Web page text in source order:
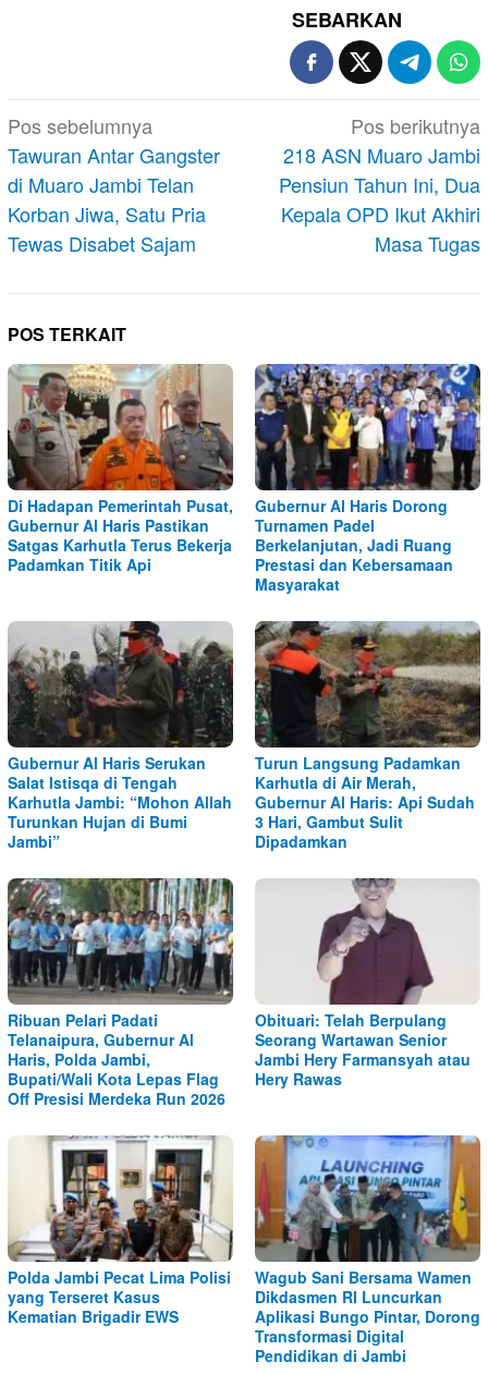
SEBARKAN
Navigasi
pos
Pos sebelumnya
Tawuran Antar Gangster
di Muaro Jambi Telan
Korban Jiwa, Satu Pria
Tewas Disabet Sajam
Pos berikutnya
218 ASN Muaro Jambi
Pensiun Tahun Ini, Dua
Kepala OPD Ikut Akhiri
Masa Tugas
POS TERKAIT
Di Hadapan Pemerintah Pusat,
Gubernur Al Haris Pastikan
Satgas Karhutla Terus Bekerja
Padamkan Titik Api
Gubernur Al Haris Dorong
Turnamen Padel
Berkelanjutan, Jadi Ruang
Prestasi dan Kebersamaan
Masyarakat
Gubernur Al Haris Serukan
Salat Istisqa di Tengah
Karhutla Jambi: “Mohon Allah
Turunkan Hujan di Bumi
Jambi”
Turun Langsung Padamkan
Karhutla di Air Merah,
Gubernur Al Haris: Api Sudah
3 Hari, Gambut Sulit
Dipadamkan
Ribuan Pelari Padati
Telanaipura, Gubernur Al
Haris, Polda Jambi,
Bupati/Wali Kota Lepas Flag
Off Presisi Merdeka Run 2026
Obituari: Telah Berpulang
Seorang Wartawan Senior
Jambi Hery Farmansyah atau
Hery Rawas
Polda Jambi Pecat Lima Polisi
yang Terseret Kasus
Kematian Brigadir EWS
Wagub Sani Bersama Wamen
Dikdasmen RI Luncurkan
Aplikasi Bungo Pintar, Dorong
Transformasi Digital
Pendidikan di Jambi